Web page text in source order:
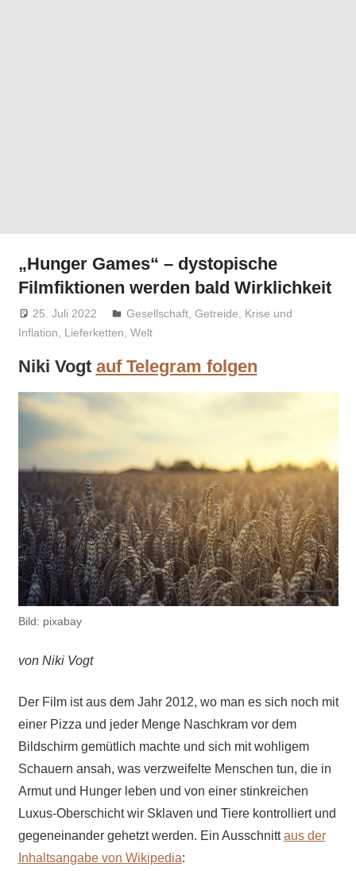
„Hunger Games“ – dystopische
Filmfiktionen werden bald Wirklichkeit
25. Juli 2022 Niki Vogt
Gesellschaft,Getreide, Krise und
Inflation, Lieferketten, Welt
Niki Vogt auf Telegram folgen
Bild: pixabay
von Niki Vogt
Der Film ist aus dem Jahr 2012, wo man es sich noch mit
einer Pizza und jeder Menge Naschkram vor dem
Bildschirm gemütlich machte und sich mit wohligem
Schauern ansah, was verzweifelte Menschen tun, die in
Armut und Hunger leben und von einer stinkreichen
Luxus-Oberschicht wir Sklaven und Tiere kontrolliert und
gegeneinander gehetzt werden. Ein Ausschnittaus der
Inhaltsangabe von Wikipedia: